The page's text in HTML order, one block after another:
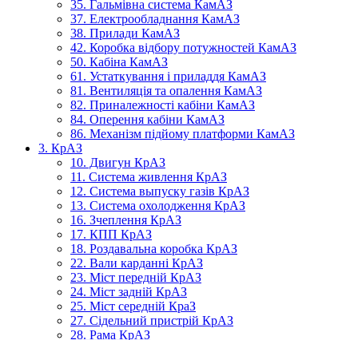
35. Гальмівна система КамАЗ
37. Електрообладнання КамАЗ
38. Прилади КамАЗ
42. Коробка відбору потужностей КамАЗ
50. Кабіна КамАЗ
61. Устаткування і приладдя КамАЗ
81. Вентиляція та опалення КамАЗ
82. Приналежності кабіни КамАЗ
84. Оперення кабіни КамАЗ
86. Механізм підйому платформи КамАЗ
3. КрАЗ
10. Двигун КрАЗ
11. Система живлення КрАЗ
12. Система выпуску газів КрАЗ
13. Система охолодження КрАЗ
16. Зчеплення КрАЗ
17. КПП КрАЗ
18. Роздавальна коробка КрАЗ
22. Вали карданні КрАЗ
23. Міст передній КрАЗ
24. Міст задній КрАЗ
25. Міст середній КраЗ
27. Сідельний пристрій КрАЗ
28. Рама КрАЗ